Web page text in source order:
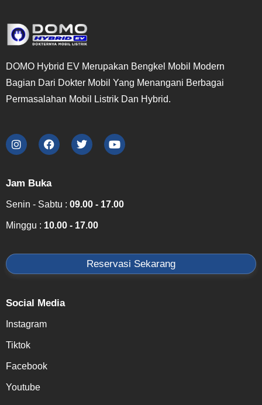
DOMO Hybrid EV Merupakan Bengkel Mobil Modern
Bagian Dari Dokter Mobil Yang Menangani Berbagai
Permasalahan Mobil Listrik Dan Hybrid.
Jam Buka
Senin - Sabtu : 09.00 - 17.00
Minggu : 10.00 - 17.00
Reservasi Sekarang
Social Media
Instagram
Tiktok
Facebook
Youtube